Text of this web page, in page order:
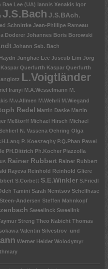
Bae Lee (UA) Iannis Xenakis Igor
J.S.Bach J.S.BAch.
Schnittke Jean-Phillipe Rameau
Doderer Johannes Boris Borowski
Johann Seb. Bach
Junghae Lee Juseub Lim Jörg
Kaspar Querfurth Kaspar Querfurth
L.Voigtländer
Iranyi M.A.Wesselmann M.
M.v.Allmen M.Wehrli M.Wiegand
Redel Martin Daske Martin
Meßtorff Michael Hirsch Michael
N. Vassena Oehring Olga
P. Koeszeghy P.Q.Phan Pawel
PH.Dittrich Ph.Kocher Piazzolla
Rainer Rubbert Rainer Rubbert
Rayeva Reinhold
Reinhold Gliere
S.Corbett S.E.Winkler S.Friedl
Tamini Sarah Nemtsov Schellhase
Andersen Steffen Mahnkopf
Sweelinck Sweelink
Streng Theo Nabicht Thomas
Valentin Silvestrov und
Werner Heider Wolodymyr